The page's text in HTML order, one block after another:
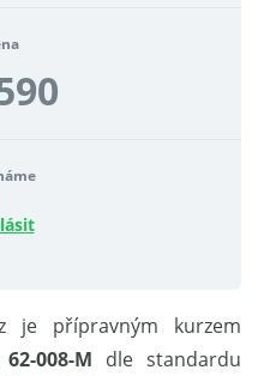
je přípravným kurzem
62-008-M dle standardu